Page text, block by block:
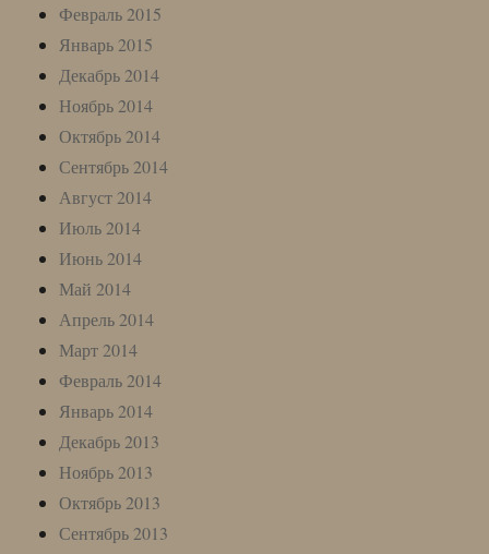
Февраль 2015
Январь 2015
Декабрь 2014
Ноябрь 2014
Октябрь 2014
Сентябрь 2014
Август 2014
Июль 2014
Июнь 2014
Май 2014
Апрель 2014
Март 2014
Февраль 2014
Январь 2014
Декабрь 2013
Ноябрь 2013
Октябрь 2013
Сентябрь 2013